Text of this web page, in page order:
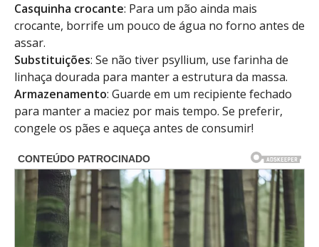
Casquinha crocante: Para um pão ainda mais
crocante, borrife um pouco de água no forno antes de
assar.
Substituições: Se não tiver psyllium, use farinha de
linhaça dourada para manter a estrutura da massa.
Armazenamento: Guarde em um recipiente fechado
para manter a maciez por mais tempo. Se preferir,
congele os pães e aqueça antes de consumir!